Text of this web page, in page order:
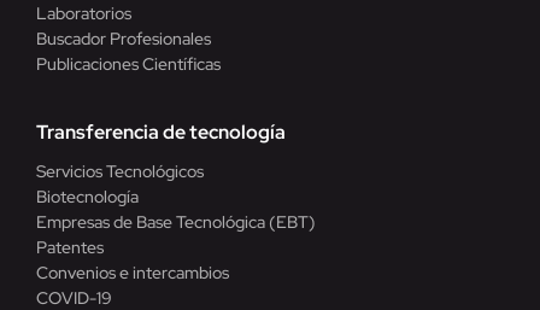
Laboratorios
Buscador Profesionales
Publicaciones Científicas
Transferencia de tecnología
Servicios Tecnológicos
Biotecnología
Empresas de Base Tecnológica (EBT)
Patentes
Convenios e intercambios
COVID-19